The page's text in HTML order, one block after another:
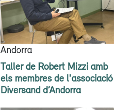
Andorra
Taller de Robert Mizzi amb
els membres de l'associació
Diversand d’Andorra